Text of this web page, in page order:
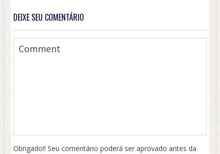
DEIXE SEU COMENTÁRIO
Obrigado!! Seu comentário poderá ser aprovado antes da